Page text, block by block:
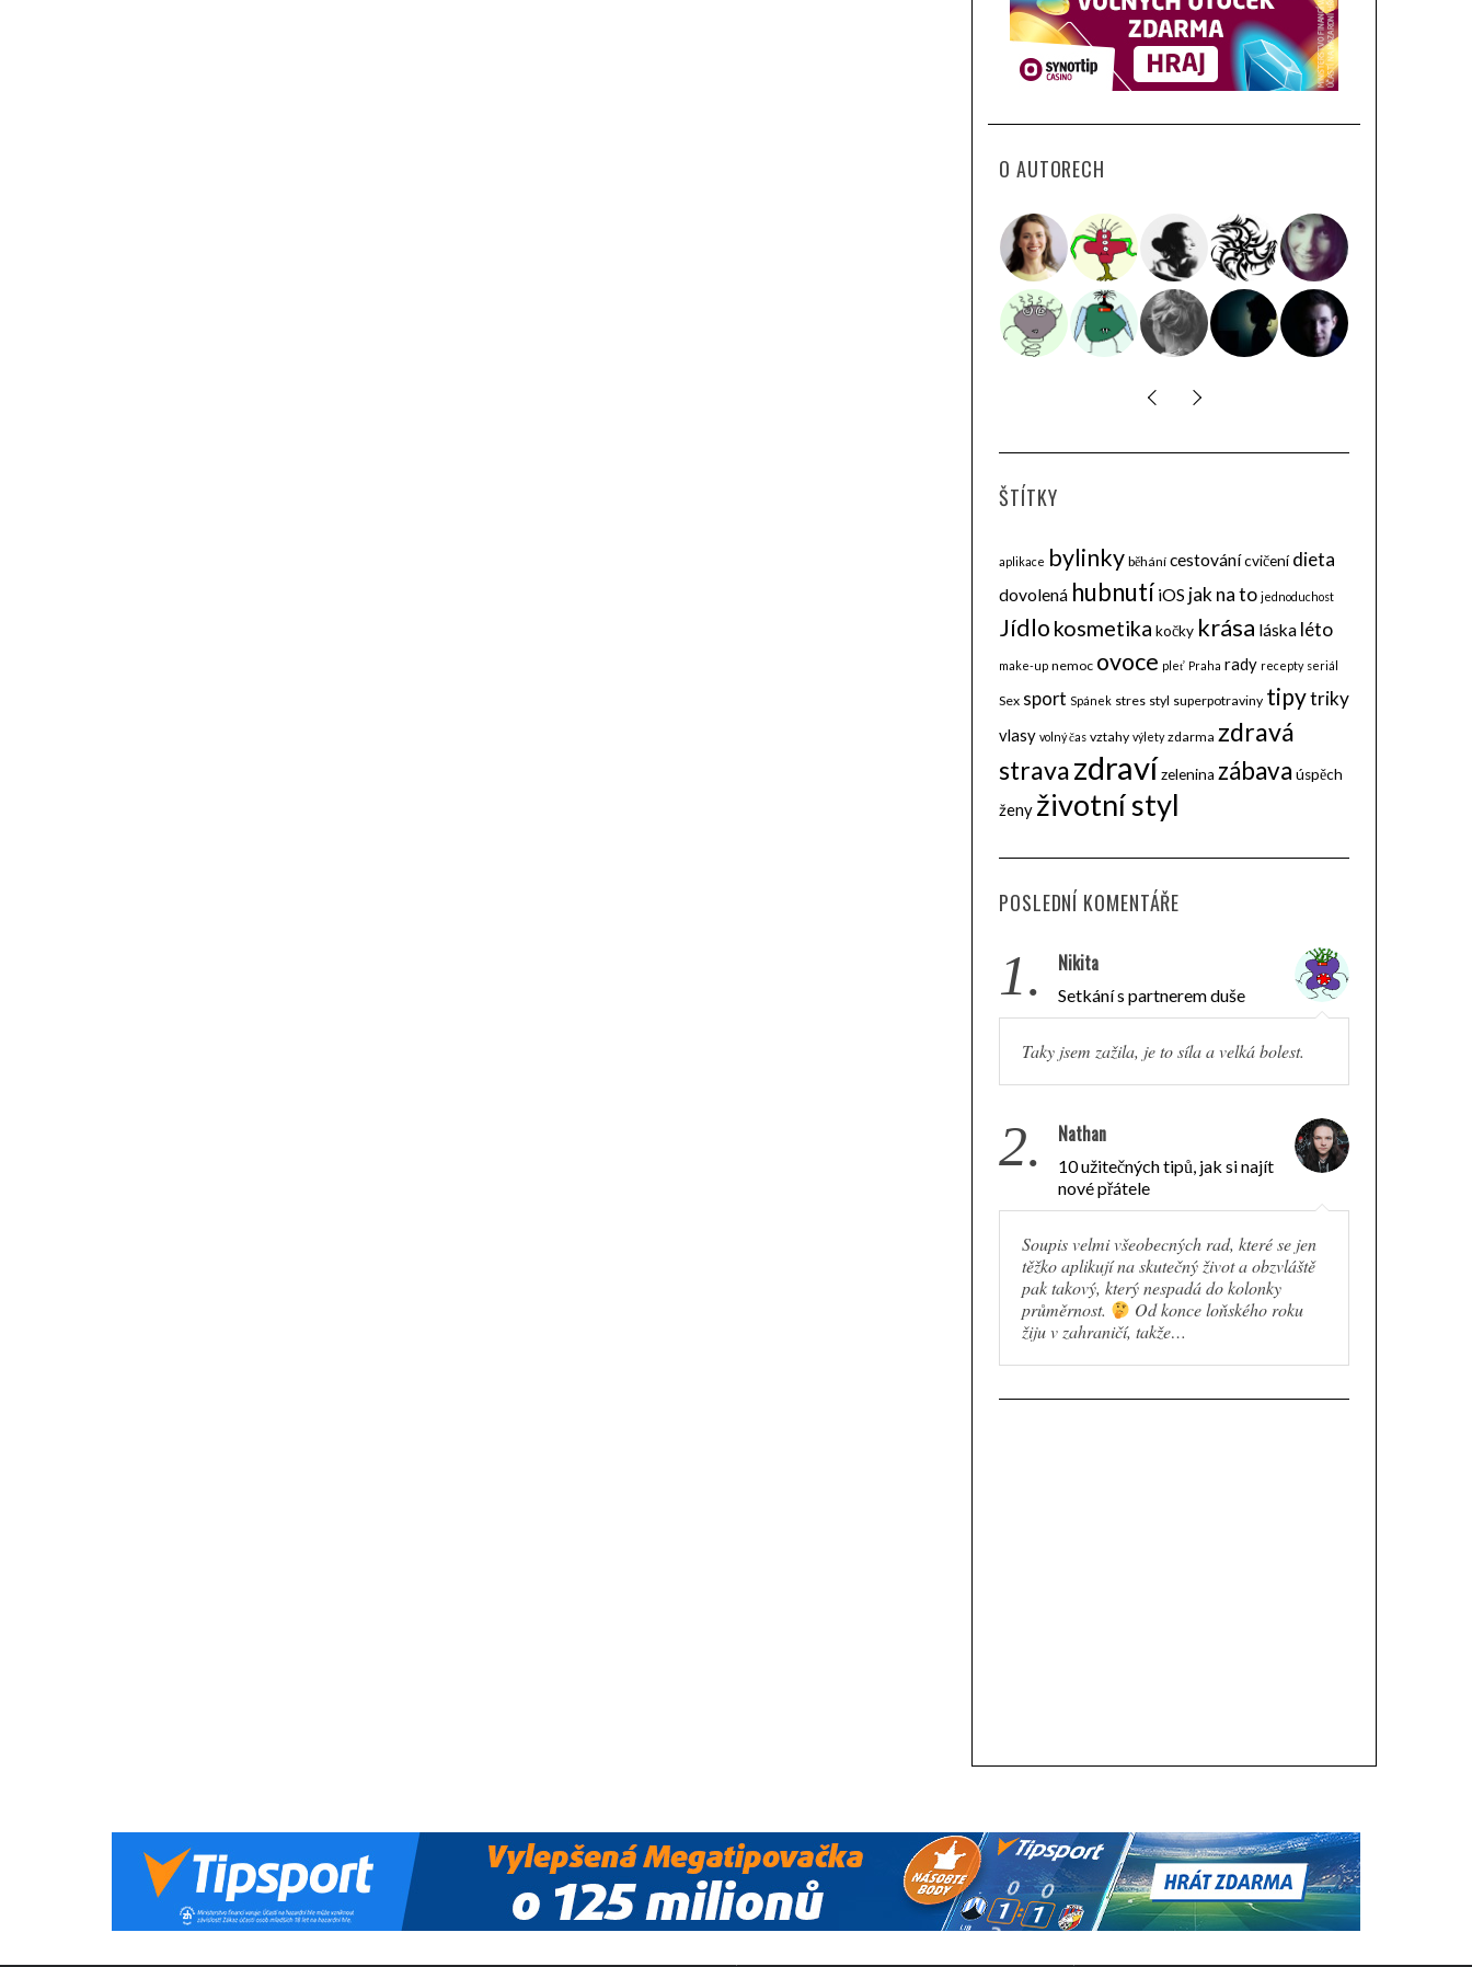
O AUTORECH
ŠTÍTKY
aplikace bylinky běhání cestovánícvičení dieta
dovolená hubnutí iOS jak na to jednoduchost
Jídlo kosmetika kočky krása láska léto
make-up nemoc ovoce pleť Praha rady recepty seriál
Sex sport Spánek stres styl superpotraviny tipytriky
vlasy volný čas vztahy výlety zdarma zdravá
stravazdravízelenina zábava úspěch
ženy životní styl
POSLEDNÍ KOMENTÁŘE
1. Nikita
Setkání s partnerem duše
Taky jsem zažila, je to síla a velká bolest.
2. Nathan
10 užitečných tipů, jak si najít
nové přátele
Soupis velmi všeobecných rad, které se jen
těžko aplikují na skutečný život a obzvláště
pak takový, který nespadá do kolonky
průměrnost.
Od konce loňského roku
žiju v zahraničí, takže…